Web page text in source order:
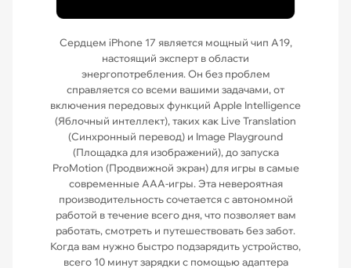
Сердцем iPhone 17 является мощный чип A19,
настоящий эксперт в области
энергопотребления. Он без проблем
справляется со всеми вашими задачами, от
включения передовых функций Apple Intelligence
(Яблочный интеллект), таких как Live Translation
(Синхронный перевод) и Image Playground
(Площадка для изображений), до запуска
ProMotion (Продвижной экран) для игры в самые
современные AAA-игры. Эта невероятная
производительность сочетается с автономной
работой в течение всего дня, что позволяет вам
работать, смотреть и путешествовать без забот.
Когда вам нужно быстро подзарядить устройство,
всего 10 минут зарядки с помощью адаптера